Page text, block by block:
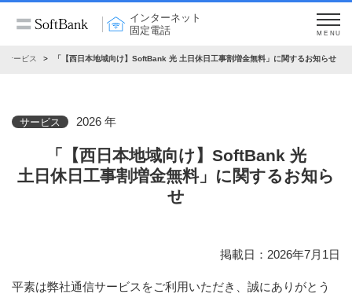
インターネット
固定電話
MENU
サービス 「【西日本地域向け】SoftBank 光 土日休日工事割増金無料」に関するお知らせ
サービス 2026 年
「【西日本地域向け】SoftBank 光
土日休日工事割増金無料」に関するお知ら
せ
掲載日：2026年7月1日
平素は弊社通信サービスをご利用いただき、誠にありがとう